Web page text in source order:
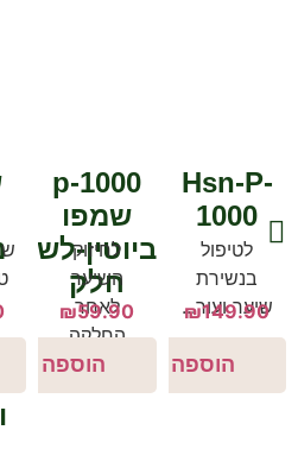
Hsn-P-
1000
₪149.90
לטיפול
בנשירת
שיער ועור...
p-1000
שמפו
ביוטין-
חלק
₪59.90
לחיזוק
השיער
לאחר
החלקה